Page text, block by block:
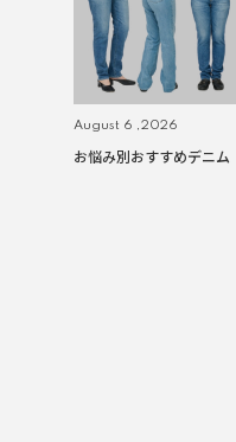
August 6 ,2026
お悩み別おすすめデニム